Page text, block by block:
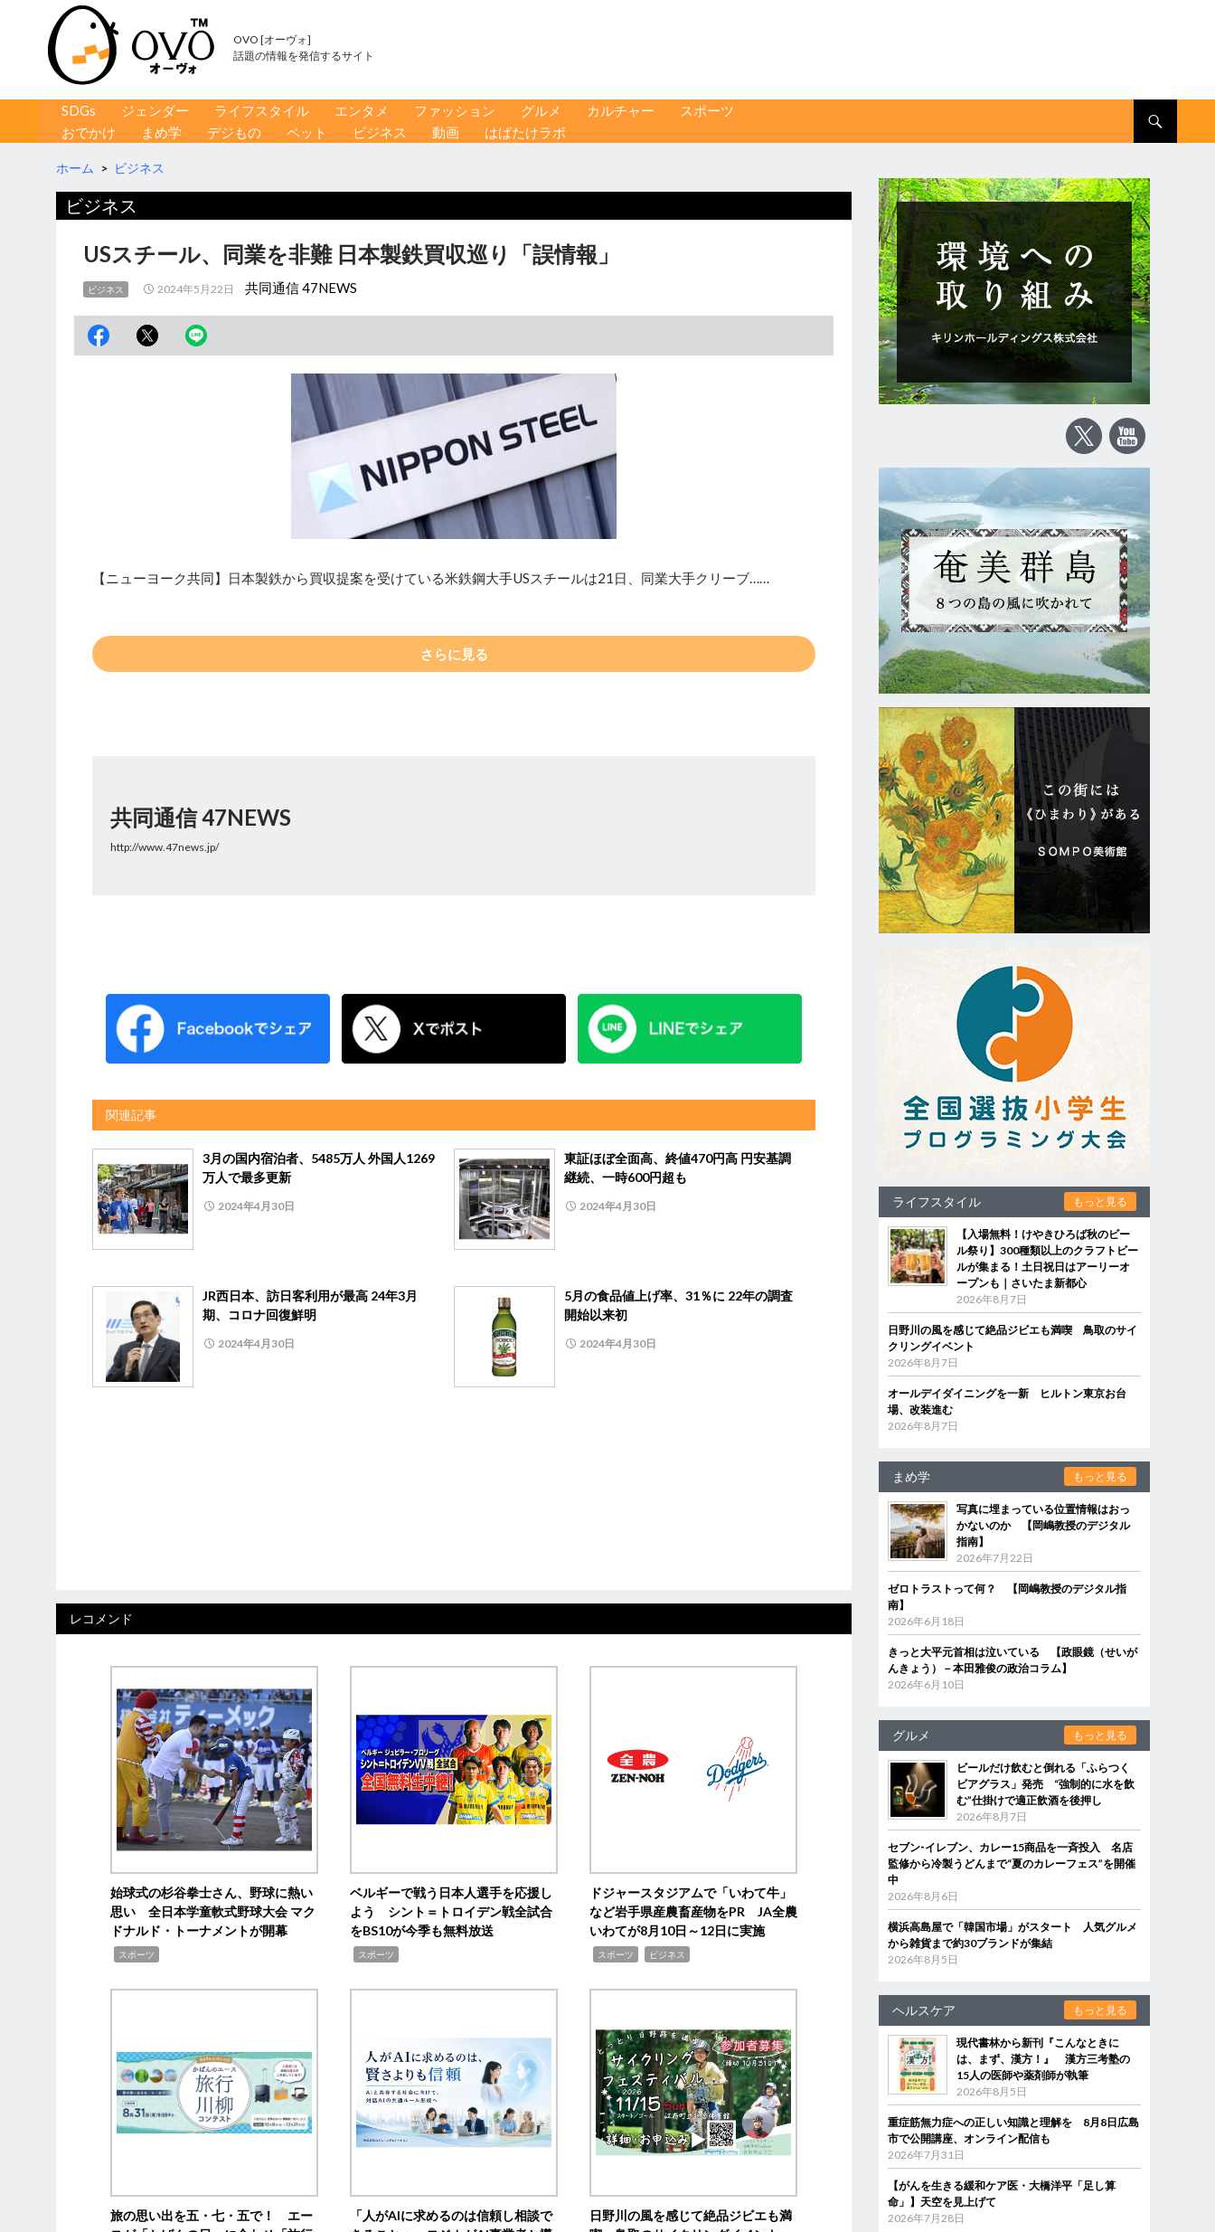
OVO [オーヴォ]
話題の情報を発信するサイト
コンテンツへ移動
SDGs ジェンダー ライフスタイル エンタメ ファッション グルメ カルチャー
スポーツ
おでかけ
まめ学 デジもの ペット ビジネス 動画 はばたけラボ
ホーム > ビジネス
ビジネス
USスチール、同業を非難 日本製鉄買収巡り「誤情報」
ビジネス 2024年5月22日 共同通信 47NEWS
【ニューヨーク共同】日本製鉄から買収提案を受けている米鉄鋼大手USスチールは21日、同業大手クリーブ……
さらに見る
共同通信 47NEWS
http://www.47news.jp/
関連記事
3月の国内宿泊者、5485万人 外国人1269
万人で最多更新
2024年4月30日
東証ほぼ全面高、終値470円高 円安基調
継続、一時600円超も
2024年4月30日
JR西日本、訪日客利用が最高 24年3月
期、コロナ回復鮮明
2024年4月30日
5月の食品値上げ率、31％に 22年の調査
開始以来初
2024年4月30日
レコメンド
始球式の杉谷拳士さん、野球に熱い
思い 全日本学童軟式野球大会 マク
ドナルド・トーナメントが開幕
スポーツ
ベルギーで戦う日本人選手を応援し
よう シント＝トロイデン戦全試合
をBS10が今季も無料放送
スポーツ
ドジャースタジアムで「いわて牛」
など岩手県産農畜産物をPR JA全農
いわてが8月10日～12日に実施
スポーツ ビジネス
旅の思い出を五・七・五で！ エー
「人がAIに求めるのは信頼し相談で
日野川の風を感じて絶品ジビエも満
ライフスタイル もっと見る
【入場無料！けやきひろば秋のビー
ル祭り】300種類以上のクラフトビー
ルが集まる！土日祝日はアーリーオ
ープンも｜さいたま新都心
2026年8月7日
日野川の風を感じて絶品ジビエも満喫 鳥取のサイ
クリングイベント
2026年8月7日
オールデイダイニングを一新 ヒルトン東京お台
場、改装進む
2026年8月7日
まめ学 もっと見る
写真に埋まっている位置情報はおっ
かないのか 【岡嶋教授のデジタル
指南】
2026年7月22日
ゼロトラストって何？ 【岡嶋教授のデジタル指
南】
2026年6月18日
きっと大平元首相は泣いている 【政眼鏡（せいが
んきょう）－本田雅俊の政治コラム】
2026年6月10日
グルメ もっと見る
ビールだけ飲むと倒れる「ふらつく
ビアグラス」発売 “強制的に水を飲
む”仕掛けで適正飲酒を後押し
2026年8月7日
セブン‐イレブン、カレー15商品を一斉投入 名店
監修から冷製うどんまで“夏のカレーフェス”を開催
中
2026年8月6日
横浜高島屋で「韓国市場」がスタート 人気グルメ
から雑貨まで約30ブランドが集結
2026年8月5日
ヘルスケア もっと見る
現代書林から新刊『こんなときに
は、まず、漢方！』 漢方三考塾の
15人の医師や薬剤師が執筆
2026年8月5日
重症筋無力症への正しい知識と理解を 8月8日広島
市で公開講座、オンライン配信も
2026年7月31日
【がんを生きる緩和ケア医・大橋洋平「足し算
命」】天空を見上げて
2026年7月28日